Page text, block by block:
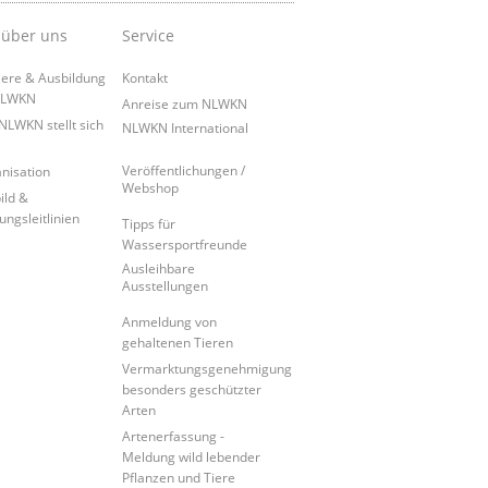
uns
& Ausbildung
stellt sich
&
Service
Kontakt
Anreise zum NLWKN
NLWKN International
Veröffentlichungen /
Webshop
Tipps für
Wassersportfreunde
Ausleihbare
Ausstellungen
Anmeldung von
gehaltenen Tieren
Vermarktungsgenehmigung
besonders geschützter
Arten
Artenerfassung -
Meldung wild lebender
Pflanzen und Tiere